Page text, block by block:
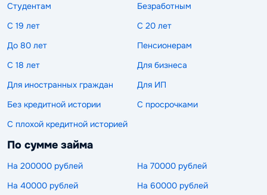
Студентам
Безработным
С 19 лет
С 20 лет
До 80 лет
Пенсионерам
С 18 лет
Для бизнеса
Для иностранных граждан
Для ИП
Без кредитной истории
С просрочками
С плохой кредитной историей
По сумме займа
На 200000 рублей
На 70000 рублей
На 40000 рублей
На 60000 рублей